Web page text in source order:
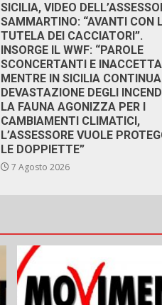
SICILIA, VIDEO
SAMMARTINO: “AVANTI CON
TUTELA DEI CACCIATORI”.
INSORGE IL WWF: “PAROLE
SCONCERTANTI E
MENTRE IN SICILIA
DEVASTAZIONE DEGLI
LA FAUNA AGONIZZA PER I
CAMBIAMENTI CLIMATICI,
L’ASSESSORE VUOLE
LE DOPPIETTE”
7 Agosto 2026